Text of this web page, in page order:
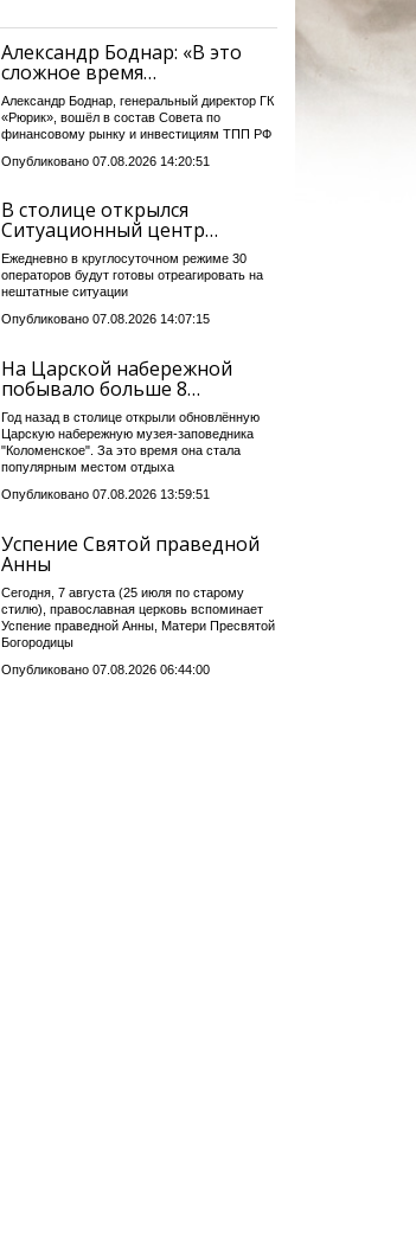
Александр Боднар: «В это
сложное время…
Александр Боднар, генеральный директор ГК
«Рюрик», вошёл в состав Совета по
финансовому рынку и инвестициям ТПП РФ
Опубликовано 07.08.2026 14:20:51
В столице открылся
Ситуационный центр…
Ежедневно в круглосуточном режиме 30
операторов будут готовы отреагировать на
нештатные ситуации
Опубликовано 07.08.2026 14:07:15
На Царской набережной
побывало больше 8…
Год назад в столице открыли обновлённую
Царскую набережную музея-заповедника
"Коломенское". За это время она стала
популярным местом отдыха
Опубликовано 07.08.2026 13:59:51
Успение Святой праведной
Анны
Сегодня, 7 августа (25 июля по старому
стилю), православная церковь вспоминает
Успение праведной Анны, Матери Пресвятой
Богородицы
Опубликовано 07.08.2026 06:44:00